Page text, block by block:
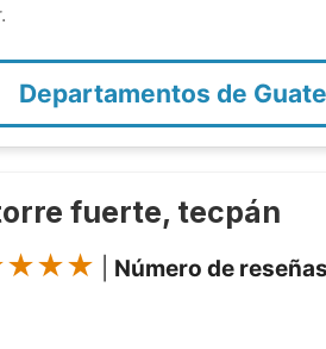
Departamentos de
fuerte, tecpán
Número de